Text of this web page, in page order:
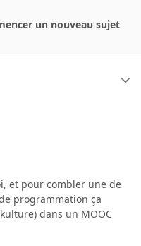
un nouveau sujet
et pour combler une de
programmation ça
dans un MOOC